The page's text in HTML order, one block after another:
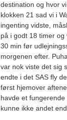
destination og hvor
klokken 21 sad vi i
ingenting vidste,
på i godt 18 timer
30 min før
morgenen efter.
var nok viste det sig
endte i det SAS fly
først hjemover
havde et
kunne ikke andet